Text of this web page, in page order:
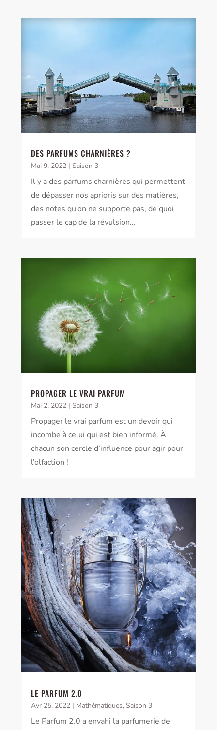
DES PARFUMS CHARNIÈRES ?
Mai 9, 2022| Saison 3
Il y a des parfums charnières qui permettent
de dépasser nos aprioris sur des matières,
des notes qu’on ne supporte pas, de quoi
passer le cap de la révulsion…
PROPAGER LE VRAI PARFUM
Mai 2, 2022| Saison 3
Propager le vrai parfum est un devoir qui
incombe à celui qui est bien informé. À
chacun son cercle d’influence pour agir pour
l’olfaction !
LE PARFUM 2.0
Avr 25, 2022| Mathématiques, Saison 3
Le Parfum 2.0 a envahi la parfumerie de